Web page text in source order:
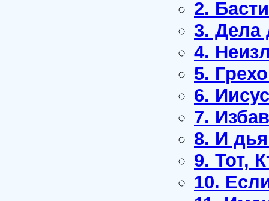
2.
3. Дела
4.
5.
6.
7.
8. И
9. Тот,
10.